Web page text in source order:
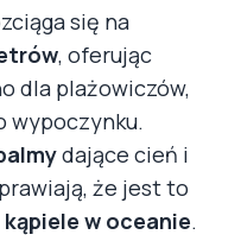
się na
, oferując
dla plażowiczów,
wypoczynku.
dające cień i
że jest to
w oceanie.